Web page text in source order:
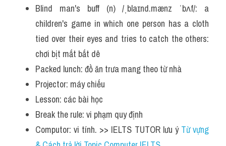
Blind man's buff (n) /ˌblaɪnd.mænz ˈbʌf/: a
children's game in which one person has a cloth
tied over their eyes and tries to catch the others:
chơi bịt mắt bắt dê
Packed lunch: đồ ăn trưa mang theo từ nhà
Projector: máy chiếu
Lesson: các bài học
Break the rule: vi phạm quy định
Computor: vi tính. >> IELTS TUTOR lưu ý Từ vựng